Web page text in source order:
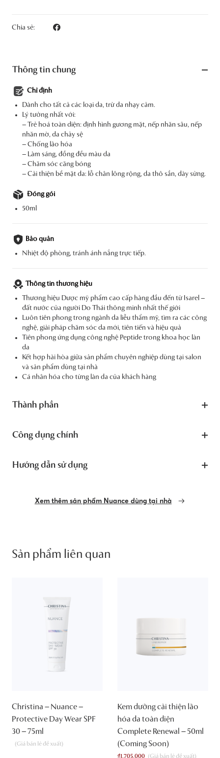
Chia sẻ:
Thông tin chung
Chỉ định
Dành cho tất cả các loại da, trừ da nhạy cảm.
Lý tưởng nhất với:
– Trẻ hoá toàn diện: định hình gương mặt, nếp nhăn sâu, nếp
nhăn mờ, da chảy sệ
– Chống lão hóa
– Làm sáng, đồng đều màu da
– Chăm sóc căng bóng
– Cải thiện bề mặt da: lỗ chân lông rộng, da thô sần, dày sừng.
Đóng gói
50ml
Bảo quản
Nhiệt độ phòng, tránh ánh nắng trực tiếp.
Thông tin thương hiệu
Thương hiệu Dược mỹ phẩm cao cấp hàng đầu đến từ Isarel –
đất nước của người Do Thái thông minh nhất thế giới
Luôn tiên phong trong ngành da liễu thẩm mỹ, tìm ra các công
nghệ, giải pháp chăm sóc da mới, tiên tiến và hiệu quả
Tiên phong ứng dụng công nghệ Peptide trong khoa học làn
da
Kết hợp hài hòa giữa sản phẩm chuyên nghiệp dùng tại salon
và sản phẩm dùng tại nhà
Cá nhân hóa cho từng làn da của khách hàng
Thành phần
Công dụng chính
Hướng dẫn sử dụng
Xem thêm sản phẩm Nuance dùng tại nhà
Sản phẩm liên quan
Christina – Nuance –
Protective Day Wear SPF
30 – 75ml
Kem dưỡng cải thiện lão
hóa da toàn diện
Complete Renewal – 50ml
(Coming Soon)
₫1,705,000